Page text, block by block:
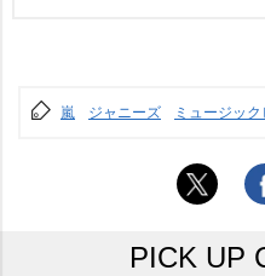
嵐 ジャニーズ ミュージッ
PICK UP